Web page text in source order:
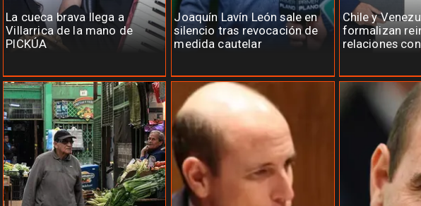
La cueca brava llega a
Villarrica de la mano de
PICKÚA
Joaquín Lavín León sale en
silencio tras revocación de
medida cautelar
Chile y
formalizan
relaciones